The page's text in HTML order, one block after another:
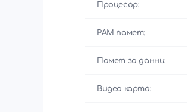
Процесор:
РАМ памет:
Памет за данни:
Видео карта: